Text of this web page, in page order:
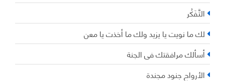
التَّفَكُر
لك ما نويت يا يزيد ولك ما أخذت يا معن
أسألك مرافقتك في الجنة
الأرواح جنود مجندة